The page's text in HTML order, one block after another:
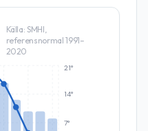
Källa: SMHI,
referensnormal 1991–
2020
7°
14°
21°